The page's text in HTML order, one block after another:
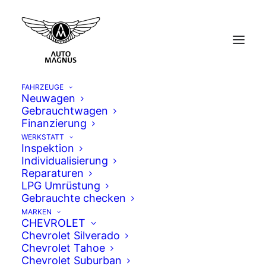
FAHRZEUGE
Neuwagen
Gebrauchtwagen
Finanzierung
WERKSTATT
Inspektion
Individualisierung
Reparaturen
LPG Umrüstung
Gebrauchte checken
MARKEN
CHEVROLET
Chevrolet Silverado
Chevrolet Tahoe
Chevrolet Suburban
Datenschutzerklärung
Wir führen unsere Webseiten nach den im
Folgenden geregelten Grundsätzen:
Wir verpflichten uns, die gesetzlichen
Bestimmungen zum Datenschutz
einzuhalten und bemühen uns, stets die
Grundsätze der Datenvermeidung und der
Datenminimierung zu berücksichtigen.